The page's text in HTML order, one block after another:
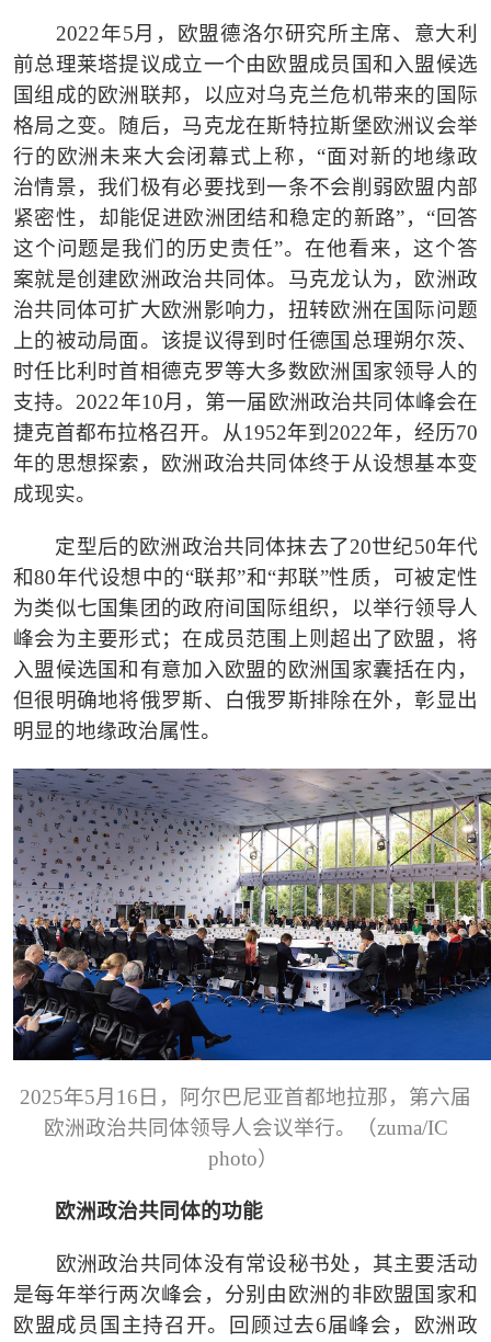
2022年5月，欧盟德洛尔研究所主席、意大利
前总理莱塔提议成立一个由欧盟成员国和入盟候选
国组成的欧洲联邦，以应对乌克兰危机带来的国际
格局之变。随后，马克龙在斯特拉斯堡欧洲议会举
行的欧洲未来大会闭幕式上称，“面对新的地缘政
治情景，我们极有必要找到一条不会削弱欧盟内部
紧密性，却能促进欧洲团结和稳定的新路”，“回答
这个问题是我们的历史责任”。在他看来，这个答
案就是创建欧洲政治共同体。马克龙认为，欧洲政
治共同体可扩大欧洲影响力，扭转欧洲在国际问题
上的被动局面。该提议得到时任德国总理朔尔茨、
时任比利时首相德克罗等大多数欧洲国家领导人的
支持。2022年10月，第一届欧洲政治共同体峰会在
捷克首都布拉格召开。从1952年到2022年，经历70
年的思想探索，欧洲政治共同体终于从设想基本变
成现实。
定型后的欧洲政治共同体抹去了20世纪50年代
和80年代设想中的“联邦”和“邦联”性质，可被定性
为类似七国集团的政府间国际组织，以举行领导人
峰会为主要形式；在成员范围上则超出了欧盟，将
入盟候选国和有意加入欧盟的欧洲国家囊括在内，
但很明确地将俄罗斯、白俄罗斯排除在外，彰显出
明显的地缘政治属性。
2025年5月16日，阿尔巴尼亚首都地拉那，第六届
欧洲政治共同体领导人会议举行。（zuma/IC
photo）
欧洲政治共同体的功能
欧洲政治共同体没有常设秘书处，其主要活动
是每年举行两次峰会，分别由欧洲的非欧盟国家和
欧盟成员国主持召开。回顾过去6届峰会，欧洲政